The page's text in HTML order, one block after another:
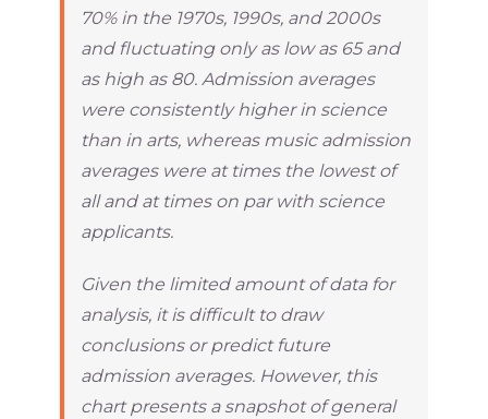
70% in the 1970s, 1990s, and 2000s
and fluctuating only as low as 65 and
as high as 80. Admission averages
were consistently higher in science
than in arts, whereas music admission
averages were at times the lowest of
all and at times on par with science
applicants.
Given the limited amount of data for
analysis, it is difficult to draw
conclusions or predict future
admission averages. However, this
chart presents a snapshot of general